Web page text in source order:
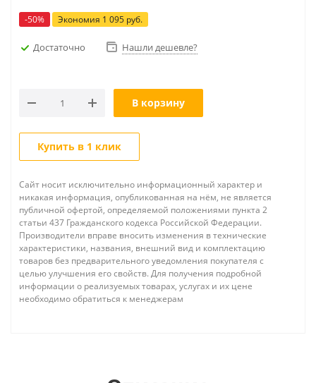
-50% Экономия 1 095 руб.
Достаточно Нашли дешевле?
В корзину
Купить в 1 клик
Сайт носит исключительно информационный характер и
никакая информация, опубликованная на нём, не является
публичной офертой, определяемой положениями пункта 2
статьи 437 Гражданского кодекса Российской Федерации.
Производители вправе вносить изменения в технические
характеристики, названия, внешний вид и комплектацию
товаров без предварительного уведомления покупателя с
целью улучшения его свойств. Для получения подробной
информации о реализуемых товарах, услугах и их цене
необходимо обратиться к менеджерам